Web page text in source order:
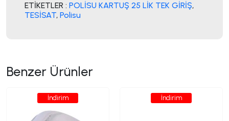
ETİKETLER : POLİSU KARTUŞ 25 LİK TEK GİRİŞ,
TESİSAT, Polisu
Benzer Ürünler
İndirim İndirim